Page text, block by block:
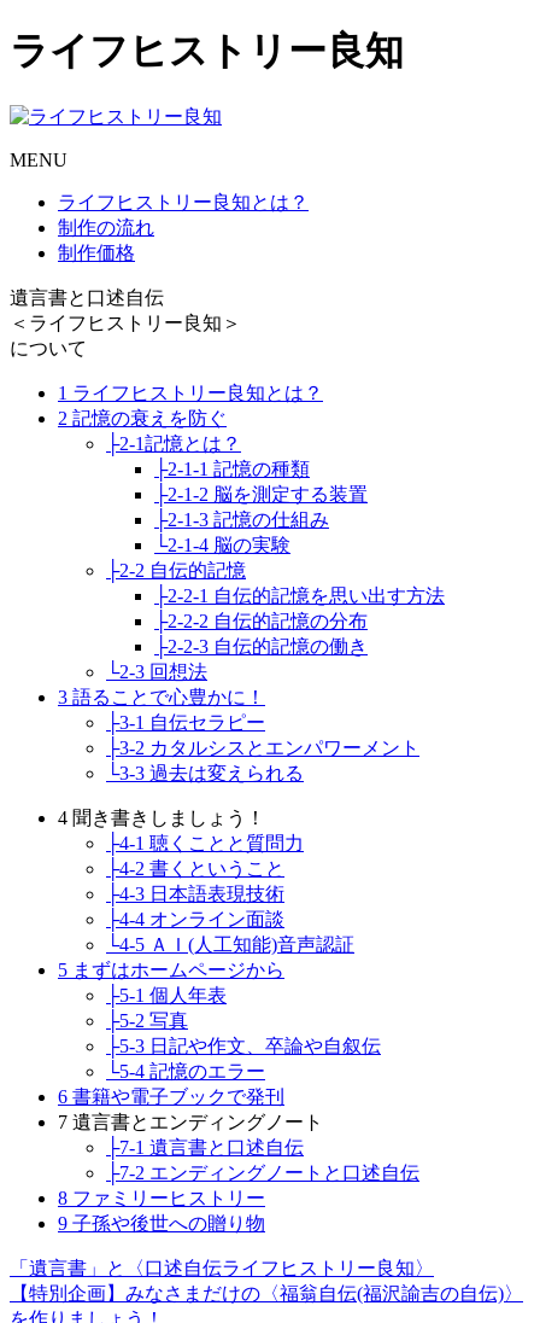
ライフヒストリー良知
MENU
ライフヒストリー良知とは？
制作の流れ
制作価格
遺言書と口述自伝
＜ライフヒストリー良知＞
について
1 ライフヒストリー良知とは？
2 記憶の衰えを防ぐ
├2-1記憶とは？
├2-1-1 記憶の種類
├2-1-2 脳を測定する装置
├2-1-3 記憶の仕組み
└2-1-4 脳の実験
├2-2 自伝的記憶
├2-2-1 自伝的記憶を思い出す方法
├2-2-2 自伝的記憶の分布
├2-2-3 自伝的記憶の働き
└2-3 回想法
3 語ることで心豊かに！
├3-1 自伝セラピー
├3-2 カタルシスとエンパワーメント
└3-3 過去は変えられる
4 聞き書きしましょう！
├4-1 聴くことと質問力
├4-2 書くということ
├4-3 日本語表現技術
├4-4 オンライン面談
└4-5 ＡＩ(人工知能)音声認証
5 まずはホームページから
├5-1 個人年表
├5-2 写真
├5-3 日記や作文、卒論や自叙伝
└5-4 記憶のエラー
6 書籍や電子ブックで発刊
7 遺言書とエンディングノート
├7-1 遺言書と口述自伝
├7-2 エンディングノートと口述自伝
8 ファミリーヒストリー
9 子孫や後世への贈り物
「遺言書」と〈口述自伝ライフヒストリー良知〉
【特別企画】みなさまだけの〈福翁自伝(福沢諭吉の自伝)〉
を作りましょう！